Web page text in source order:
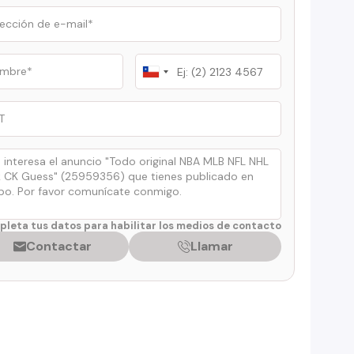
Chile
+56
tus datos para habilitar los medios de contacto
Contactar Llamar